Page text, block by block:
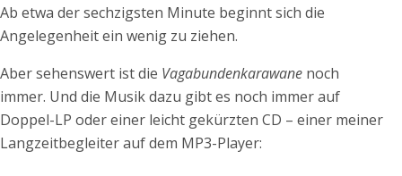
Ab etwa der sechzigsten Minute beginnt sich die
Angelegenheit ein wenig zu ziehen.
Aber sehenswert ist die Vagabundenkarawane noch
immer. Und die Musik dazu gibt es noch immer auf
Doppel-LP oder einer leicht gekürzten CD – einer meiner
Langzeitbegleiter auf dem MP3-Player: